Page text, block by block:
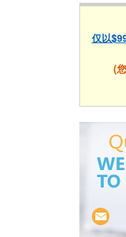
仅以
(